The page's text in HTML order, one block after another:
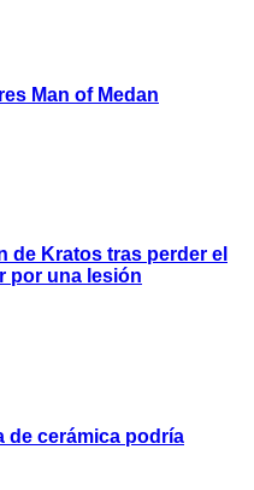
Man of Medan
de Kratos tras perder el
por una lesión
de cerámica podría